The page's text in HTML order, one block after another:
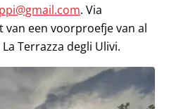
. Via
van een voorproefje van al
Terrazza degli Ulivi.